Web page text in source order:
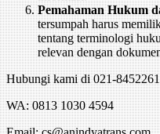
Pemahaman Hukum
tersumpah harus
tentang terminologi
relevan dengan
Hubungi kami di 021-8452261
WA: 0813 1030 4594